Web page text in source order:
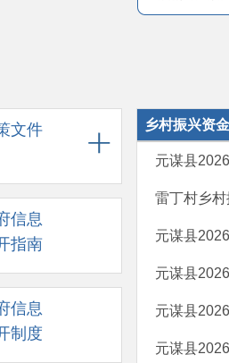
文件
信息
指南
信息
制度
乡村振兴资
元谋县
雷丁村乡
元谋县
元谋县
元谋县
元谋县